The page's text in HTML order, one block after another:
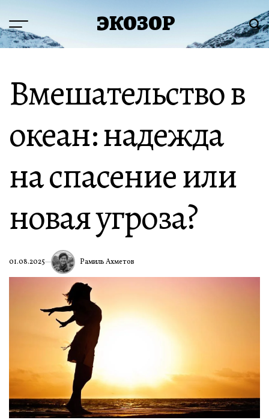
содержимому
Меню ЭКОЗОР
Вмешательство в
океан: надежда
на спасение или
новая угроза?
01.08.2025 Рамиль Ахметов